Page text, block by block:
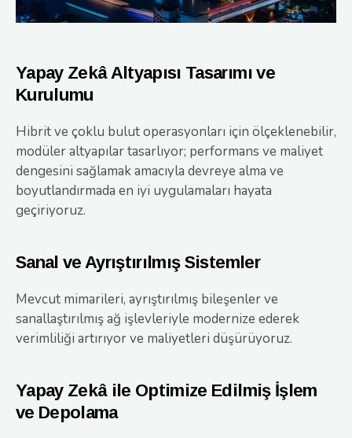
Yapay Zekâ Altyapısı Tasarımı ve
Kurulumu
Hibrit ve çoklu bulut operasyonları için ölçeklenebilir,
modüler altyapılar tasarlıyor; performans ve maliyet
dengesini sağlamak amacıyla devreye alma ve
boyutlandırmada en iyi uygulamaları hayata
geçiriyoruz.
Sanal ve Ayrıştırılmış Sistemler
Mevcut mimarileri, ayrıştırılmış bileşenler ve
sanallaştırılmış ağ işlevleriyle modernize ederek
verimliliği artırıyor ve maliyetleri düşürüyoruz.
Yapay Zekâ ile Optimize Edilmiş İşlem
ve Depolama